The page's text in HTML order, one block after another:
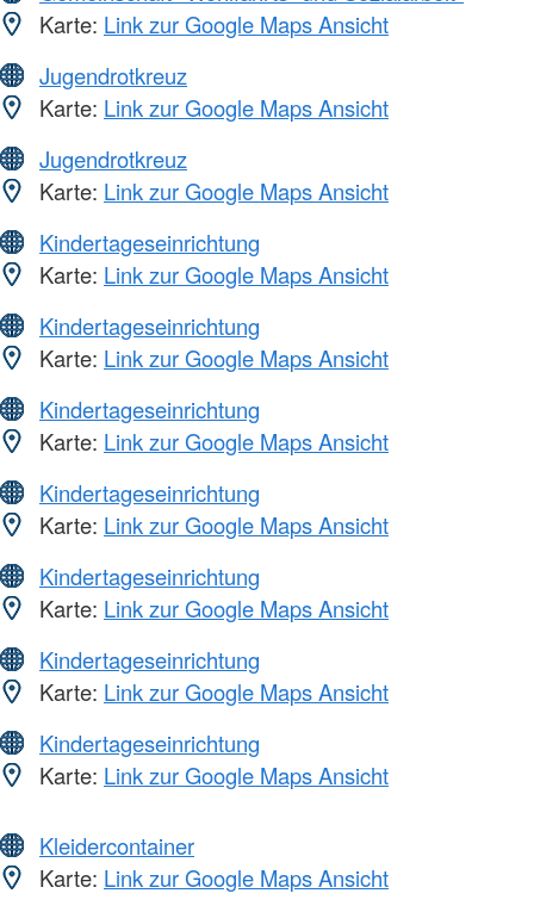
Karte: Link zur Google Maps Ansicht
Jugendrotkreuz
Karte: Link zur Google Maps Ansicht
Jugendrotkreuz
Karte: Link zur Google Maps Ansicht
Kindertageseinrichtung
Karte: Link zur Google Maps Ansicht
Kindertageseinrichtung
Karte: Link zur Google Maps Ansicht
Kindertageseinrichtung
Karte: Link zur Google Maps Ansicht
Kindertageseinrichtung
Karte: Link zur Google Maps Ansicht
Kindertageseinrichtung
Karte: Link zur Google Maps Ansicht
Kindertageseinrichtung
Karte: Link zur Google Maps Ansicht
Kindertageseinrichtung
Karte: Link zur Google Maps Ansicht
Kleidercontainer
Karte: Link zur Google Maps Ansicht